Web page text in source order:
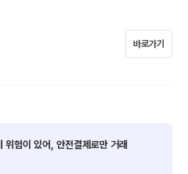
바로가기
위험이 있어, 안전결제로만 거래